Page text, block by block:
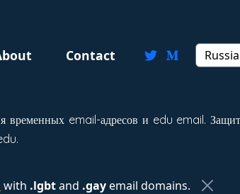
Contact
email-адресов и edu email.
with .lgbtand .gayemail domains.